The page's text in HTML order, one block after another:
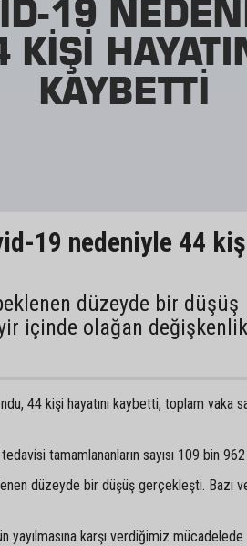
19 nedeniyle 44
düzeyde bir düşüş
içinde olağan
44 kişi hayatını kaybetti, toplam vaka
tamamlananların sayısı 109 bin
düzeyde bir düşüş gerçekleşti. Bazı
karşı verdiğimiz mücadelede